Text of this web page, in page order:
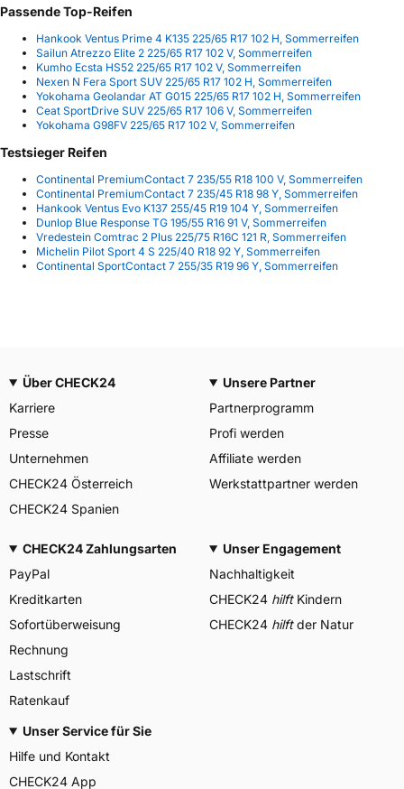
Passende Top-Reifen
Hankook Ventus Prime 4 K135 225/65 R17 102 H, Sommerreifen
Sailun Atrezzo Elite 2 225/65 R17 102 V, Sommerreifen
Kumho Ecsta HS52 225/65 R17 102 V, Sommerreifen
Nexen N Fera Sport SUV 225/65 R17 102 H, Sommerreifen
Yokohama Geolandar AT G015 225/65 R17 102 H, Sommerreifen
Ceat SportDrive SUV 225/65 R17 106 V, Sommerreifen
Yokohama G98FV 225/65 R17 102 V, Sommerreifen
Testsieger Reifen
Continental PremiumContact 7 235/55 R18 100 V, Sommerreifen
Continental PremiumContact 7 235/45 R18 98 Y, Sommerreifen
Hankook Ventus Evo K137 255/45 R19 104 Y, Sommerreifen
Dunlop Blue Response TG 195/55 R16 91 V, Sommerreifen
Vredestein Comtrac 2 Plus 225/75 R16C 121 R, Sommerreifen
Michelin Pilot Sport 4 S 225/40 R18 92 Y, Sommerreifen
Continental SportContact 7 255/35 R19 96 Y, Sommerreifen
Über CHECK24
Karriere
Presse
Unternehmen
CHECK24 Österreich
CHECK24 Spanien
Unsere Partner
Partnerprogramm
Profi werden
Affiliate werden
Werkstattpartner werden
CHECK24 Zahlungsarten
PayPal
Kreditkarten
Sofortüberweisung
Rechnung
Lastschrift
Ratenkauf
Unser Engagement
Nachhaltigkeit
CHECK24 hilftKindern
CHECK24 hilftder Natur
Unser Service für Sie
Hilfe und Kontakt
CHECK24 App